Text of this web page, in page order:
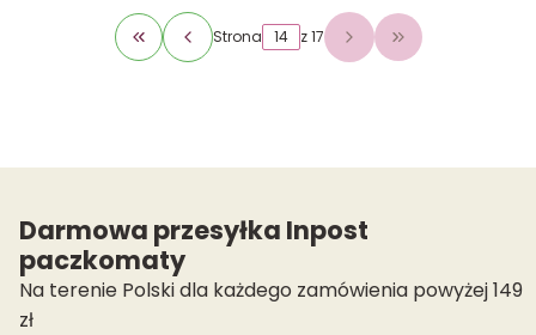
Wróć do pierwszej strony z produktami
Strona z 17 Przejdź do
Darmowa przesyłka Inpost
paczkomaty
Na terenie Polski dla każdego zamówienia powyżej 149
zł